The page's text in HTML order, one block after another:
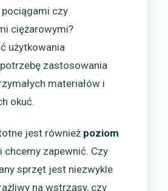
czy
ciężarowymi?
użytkowania
zastosowania
materiałów i
okuć.
jest również poziom
chcemy zapewnić. Czy
sprzęt jest niezwykle
na wstrząsy, czy